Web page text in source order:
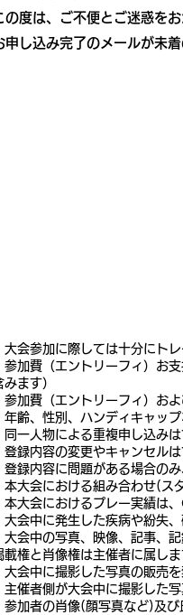
の度は、ご不便とご迷惑を
申し込み完了のメールが未
大会参加に際しては十分にト
参加費（エントリーフィ）お
みます）
参加費（エントリーフィ）お
年齢、性別、ハンディキャッ
同一人物による重複申し込みは
登録内容の変更やキャンセル
登録内容に問題がある場合の
本大会における組み合わせ(ス
本大会におけるプレー実績は
大会中に発生した疾病や紛失
大会中の写真、映像、記事、
載権と肖像権は主催者に属しま
大会中に撮影した写真の販売を
主催者側が大会中に撮影した
参加者の肖像(顔写真など)及